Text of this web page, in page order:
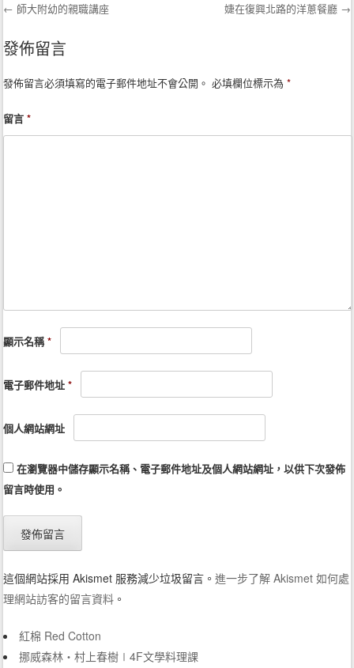
Post navigation
← 師大附幼的親職講座 婕在復興北路的洋蔥餐廳 →
發佈留言
發佈留言必須填寫的電子郵件地址不會公開。 必填欄位標示為*
留言*
顯示名稱*
電子郵件地址*
個人網站網址
在瀏覽器中儲存顯示名稱、電子郵件地址及個人網站網址，以供下次發佈
留言時使用。
這個網站採用 Akismet 服務減少垃圾留言。進一步了解 Akismet 如何處
理網站訪客的留言資料 。
紅棉 Red Cotton
挪威森林‧村上春樹∣4F文學料理課